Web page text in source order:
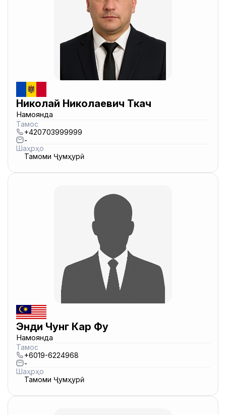
Николай Николаевич Ткач
Намоянда
Тамос
+420703999999
-
Шаҳрҳо
Тамоми Ҷумҳурӣ
Энди Чунг Кар Фу
Намоянда
Тамос
+6019-6224968
-
Шаҳрҳо
Тамоми Ҷумҳурӣ